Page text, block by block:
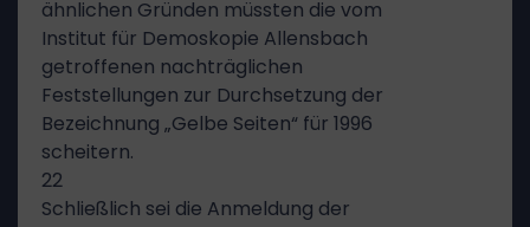
ähnlichen Gründen müssten die vom
Institut für Demoskopie Allensbach
getroffenen nachträglichen
Feststellungen zur Durchsetzung der
Bezeichnung „Gelbe Seiten“ für 1996
scheitern.
22
Schließlich sei die Anmeldung der